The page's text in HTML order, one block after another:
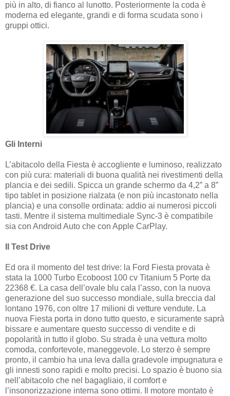
più in alto, di fianco al lunotto. Posteriormente la coda è
moderna ed elegante, grandi e di forma scudata sono i
gruppi ottici.
Gli Interni
L’abitacolo della Fiesta è accogliente e luminoso, realizzato
con più cura: materiali di buona qualità nei rivestimenti della
plancia e dei sedili. Spicca un grande schermo da 4,2” a 8”
tipo tablet in posizione rialzata (e non più incastonato nella
plancia) e una consolle ordinata: addio ai numerosi piccoli
tasti. Mentre il sistema multimediale Sync-3 è compatibile
sia con Android Auto che con Apple CarPlay.
Il Test Drive
Ed ora il momento del test drive: la Ford Fiesta provata è
stata la 1000 Turbo Ecoboost 100 cv Titanium 5 Porte da
22368 €. La casa dell’ovale blu cala l’asso, con la nuova
generazione del suo successo mondiale, sulla breccia dal
lontano 1976, con oltre 17 milioni di vetture vendute. La
nuova Fiesta porta in dono tutto questo, e sicuramente saprà
bissare e aumentare questo successo di vendite e di
popolarità in tutto il globo. Su strada è una vettura molto
comoda, confortevole, maneggevole. Lo sterzo è sempre
pronto, il cambio ha una leva dalla gradevole impugnatura e
gli innesti sono rapidi e molto precisi. Lo spazio è buono sia
nell’abitacolo che nel bagagliaio, il comfort e
l’insonorizzazione interna sono ottimi. Il motore montato è